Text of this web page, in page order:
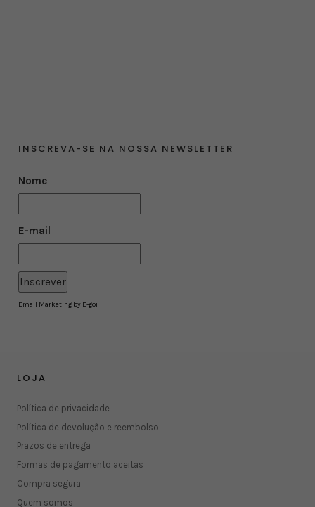
INSCREVA-SE NA NOSSA NEWSLETTER
Nome
E-mail
Email Marketing by E-goi
LOJA
Política de privacidade
Política de devolução e reembolso
Prazos de entrega
Formas de pagamento aceitas
Compra segura
Quem somos